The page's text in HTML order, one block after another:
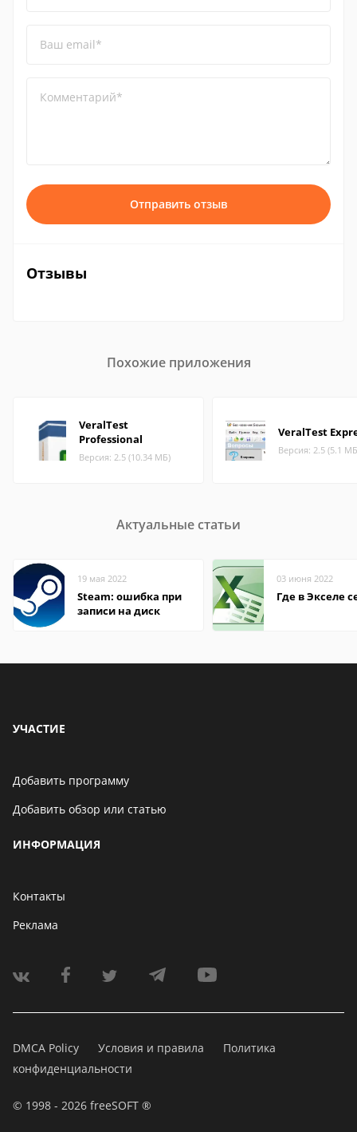
Ваш email*
Комментарий*
Отправить отзыв
Отзывы
Похожие приложения
VeralTest
Professional
Версия: 2.5 (10.34 МБ)
VeralTest
Версия: 2.5 (5.1
Актуальные статьи
19 мая 2022
Steam: ошибка при
записи на диск
03 июня 2022
Где в Экселе
УЧАСТИЕ
Добавить программу
Добавить обзор или статью
ИНФОРМАЦИЯ
Контакты
Реклама
DMCA Policy Условия и правила
Политика
конфиденциальности
© 1998 - 2026 freeSOFT ®